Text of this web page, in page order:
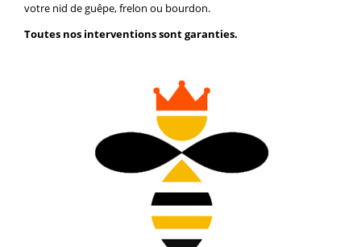
votre nid de guêpe, frelon ou bourdon.
Toutes nos interventions sont garanties.